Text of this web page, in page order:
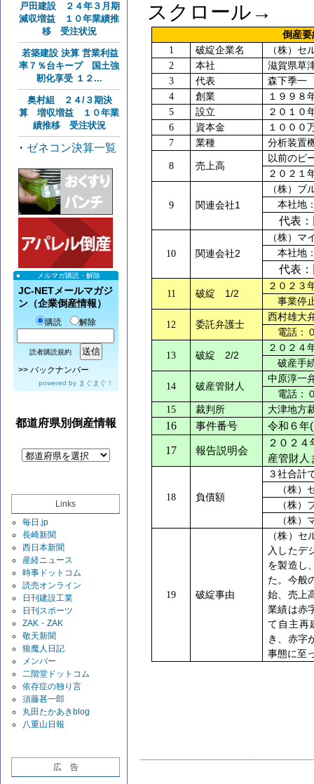
戸田建設 ２４年３月期
減収増益 １０年業績推
移 受注状況
若築建設 決算 営業利益
率７％台キープ 国土強
靭化享受 １２...
奥村組 ２４/３期決
算 増収増益 １０年業
績推移 受注状況
・ ゼネコン決算一覧
メルマガ購読・解除
JC-NETメールマガジ
ン（企業倒産情報）
購読 解除
読者購読規約
>> バックナンバー
powered by まぐまぐ！
都道府県別倒産情報
Links
毎日.jp
長崎新聞
西日本新聞
産経ニュース
時事ドットコム
読売オンライン
日刊建設工業
日刊スポーツ
ZAK・ZAK
敬天新聞
狼魔人日記
メンバー
二階堂ドットコム
依存症の独り言
須藤甚一郎
丸田たかあきblog
八重山日報
広 告
スクロール→
倒産
1
破綻企業名
（株）セ
2
本社
滋賀県草
3
代表
森下季一
4
創業
１９９８
5
設立
２０１０
6
資本金
１０００
7
業種 分析装置
8 売上高
以前のピ
２０２１
9 関連会社1
（株）ブ
本社地
代表：
10 関連会社2
（株）マ
本社地
代表：
11 破綻 1/2
２０２３
事業停
12 委託弁護士
西村雄大
電話：
13 破綻 2/2
２０２４
破産手
14 破産管財人
中原淳一
電話：
15
裁判所 大津地方
16 事件番号 令和６年(
17 報告説明会
２０２
産管財人
18 負債額
３社合計
（株）
（株）
（株）
19 破綻事由
（株）
入したデ
を製造し
た。今般
始、売上
業績は赤
て自主再
き、赤字
事態に至